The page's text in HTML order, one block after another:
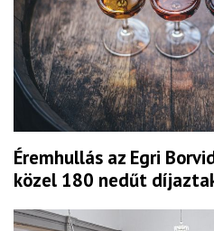
Éremhullás az Egri
közel 180 nedűt